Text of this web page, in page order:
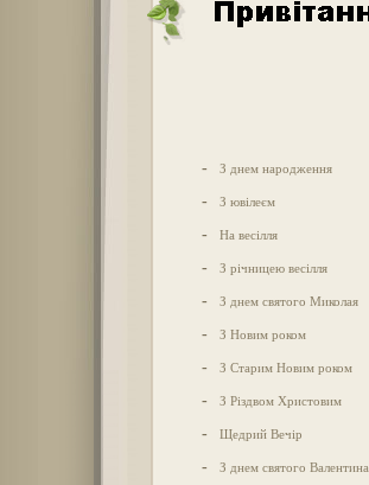
- З днем народження
- З ювілеєм
- На весілля
- З річницею весілля
- З днем святого Миколая
- З Новим роком
- З Старим Новим роком
- З Різдвом Христовим
- Щедрий Вечір
- З днем святого Валентина